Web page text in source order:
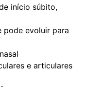
início súbito,
pode evoluir para
e articulares